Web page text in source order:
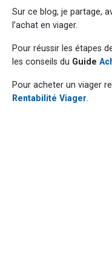
Sur ce blog, je partage,
l’achat en viager.
Pour réussir les étapes
les conseils du Guide
Pour acheter un viager
Rentabilité Viager